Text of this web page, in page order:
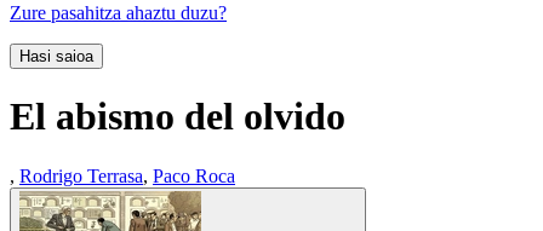
Zure pasahitza ahaztu duzu?
Hasi saioa
El abismo del olvido
, Rodrigo Terrasa, Paco Roca